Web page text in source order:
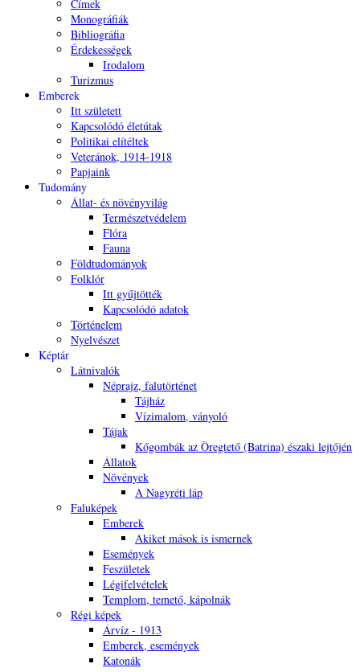
Címek
Monográfiák
Bibliográfia
Érdekességek
Irodalom
Turizmus
Emberek
Itt született
Kapcsolódó életútak
Politikai elítéltek
Veteránok, 1914-1918
Papjaink
Tudomány
Állat- és növényvilág
Természetvédelem
Flóra
Fauna
Földtudományok
Folklór
Itt gyűjtötték
Kapcsolódó adatok
Történelem
Nyelvészet
Képtár
Látnivalók
Néprajz, falutörténet
Tájház
Vízimalom, ványoló
Tájak
Kőgombák az Öregtető (Batrina) északi lejtőjén
Állatok
Növények
A Nagyréti láp
Faluképek
Emberek
Akiket mások is ismernek
Események
Feszületek
Légifelvételek
Templom, temető, kápolnák
Régi képek
Árvíz - 1913
Emberek, események
Katonák